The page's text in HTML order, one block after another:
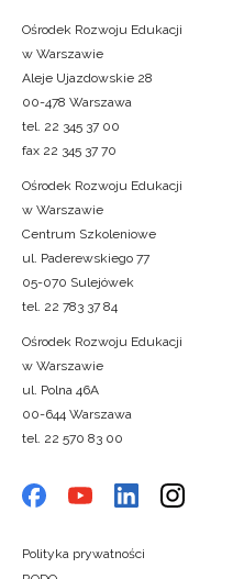
Ośrodek Rozwoju Edukacji
w Warszawie
Aleje Ujazdowskie 28
00-478 Warszawa
tel. 22 345 37 00
fax 22 345 37 70
Ośrodek Rozwoju Edukacji
w Warszawie
Centrum Szkoleniowe
ul. Paderewskiego 77
05-070 Sulejówek
tel. 22 783 37 84
Ośrodek Rozwoju Edukacji
w Warszawie
ul. Polna 46A
00-644 Warszawa
tel. 22 570 83 00
Polityka prywatności